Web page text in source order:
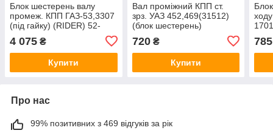
Блок шестерень валу
промеж. КПП ГАЗ-53,3307
(під гайку) (RIDER) 52-
4 075 ₴
Купити
Вал промiжний КПП ст.
зрз. УАЗ 452,469(31512)
(блок шестерень)
1701050
720₴
Купити
785
Про нас
99% позитивних з 469 відгуків за рік